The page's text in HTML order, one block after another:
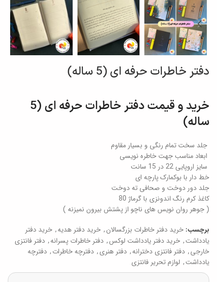
دفتر خاطرات حرفه ای (5 ساله)
خرید و قیمت دفتر خاطرات حرفه ای (5
ساله)
جلد سخت تمام رنگی و بسیار مقاوم
ابعاد مناسب جهت خاطره نویسی
سایز اروپایی 22 در 15 سانت
خط دار با بوکمارک پارچه ای
جلد دور دوخت و صحافی ته دوخت
کاغذ کرم رنگ اندونزی با گرماژ 80
( جوهر روان نویس های ناچو از پشتش بیرون نمیزنه )
برچسب: خرید دفتر خاطرات بزرگسالان, خرید دفتر هدیه, خرید دفتر
یادداشت, خرید دفتر یادداشت لوکس, دفتر خاطرات پسرانه, دفتر فانتزی
خارجی, دفتر فانتزی دخترانه, دفتر هنری, دفترچه خاطرات, دفترچه
یادداشت, لوازم تحریر فانتزی